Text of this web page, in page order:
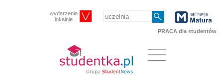
wydarzenia
lokalnie
PRACA dla studentów